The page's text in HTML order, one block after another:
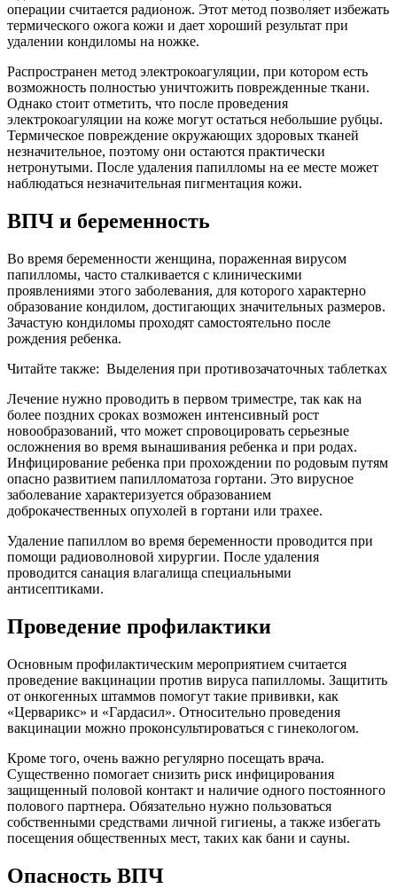
операции считается радионож. Этот метод позволяет избежать
термического ожога кожи и дает хороший результат при
удалении кондиломы на ножке.
Распространен метод электрокоагуляции, при котором есть
возможность полностью уничтожить поврежденные ткани.
Однако стоит отметить, что после проведения
электрокоагуляции на коже могут остаться небольшие рубцы.
Термическое повреждение окружающих здоровых тканей
незначительное, поэтому они остаются практически
нетронутыми. После удаления папилломы на ее месте может
наблюдаться незначительная пигментация кожи.
ВПЧ и беременность
Во время беременности женщина, пораженная вирусом
папилломы, часто сталкивается с клиническими
проявлениями этого заболевания, для которого характерно
образование кондилом, достигающих значительных размеров.
Зачастую кондиломы проходят самостоятельно после
рождения ребенка.
Читайте также: Выделения при противозачаточных таблетках
Лечение нужно проводить в первом триместре, так как на
более поздних сроках возможен интенсивный рост
новообразований, что может спровоцировать серьезные
осложнения во время вынашивания ребенка и при родах.
Инфицирование ребенка при прохождении по родовым путям
опасно развитием папилломатоза гортани. Это вирусное
заболевание характеризуется образованием
доброкачественных опухолей в гортани или трахее.
Удаление папиллом во время беременности проводится при
помощи радиоволновой хирургии. После удаления
проводится санация влагалища специальными
антисептиками.
Проведение профилактики
Основным профилактическим мероприятием считается
проведение вакцинации против вируса папилломы. Защитить
от онкогенных штаммов помогут такие прививки, как
«Церварикс» и «Гардасил». Относительно проведения
вакцинации можно проконсультироваться с гинекологом.
Кроме того, очень важно регулярно посещать врача.
Существенно помогает снизить риск инфицирования
защищенный половой контакт и наличие одного постоянного
полового партнера. Обязательно нужно пользоваться
собственными средствами личной гигиены, а также избегать
посещения общественных мест, таких как бани и сауны.
Опасность ВПЧ